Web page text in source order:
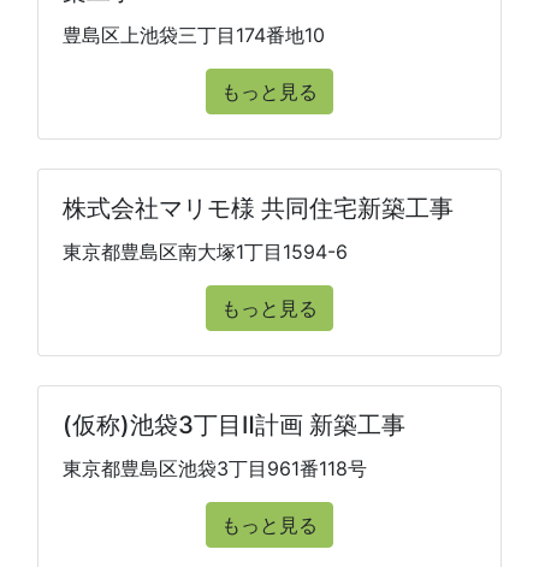
豊島区上池袋三丁目174番地10
もっと見る
株式会社マリモ様 共同住宅新築工事
東京都豊島区南大塚1丁目1594-6
もっと見る
(仮称)池袋3丁目Ⅱ計画 新築工事
東京都豊島区池袋3丁目961番118号
もっと見る